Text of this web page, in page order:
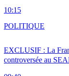
10:15
EXCLUSIF : La
controversée au
POLITIQUE